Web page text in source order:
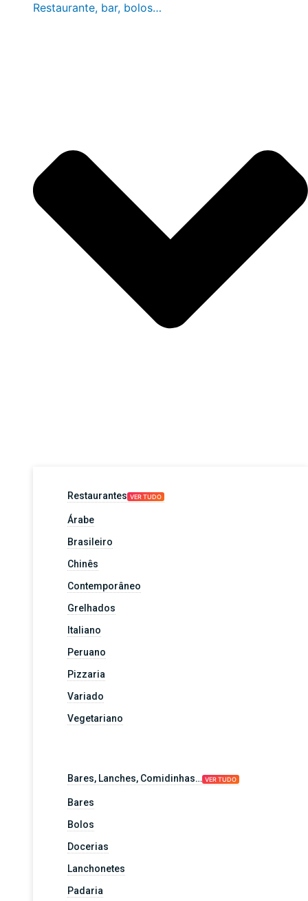
Restaurante, bar, bolos…
Restaurantes VER TUDO
Árabe
Brasileiro
Chinês
Contemporâneo
Grelhados
Italiano
Peruano
Pizzaria
Variado
Vegetariano
Bares, Lanches, Comidinhas… VER TUDO
Bares
Bolos
Docerias
Lanchonetes
Padaria